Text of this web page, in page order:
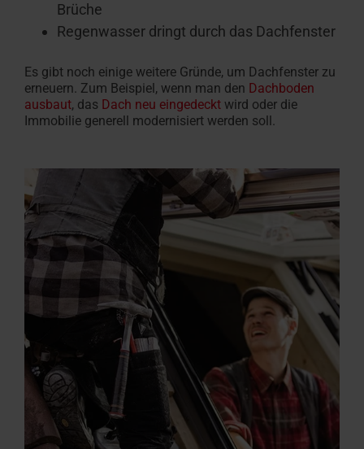
Brüche
Regenwasser dringt durch das Dachfenster
Es gibt noch einige weitere Gründe, um Dachfenster zu
erneuern. Zum Beispiel, wenn man den Dachboden
ausbaut, das Dach neu eingedeckt wird oder die
Immobilie generell modernisiert werden soll.